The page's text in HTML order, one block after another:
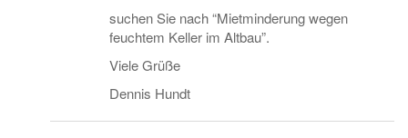
suchen Sie nach “Mietminderung wegen
feuchtem Keller im Altbau”.
Viele Grüße
Dennis Hundt